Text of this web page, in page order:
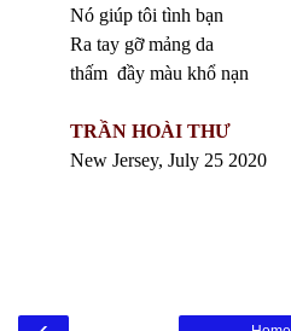
Nó giúp tôi tình bạn
Ra tay gỡ mảng da
thấm đầy màu khổ nạn
TRẦN HOÀI THƯ
New Jersey, July 25 2020